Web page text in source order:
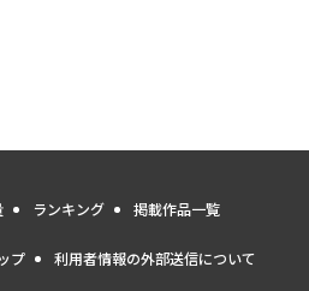
ランキング 掲載作品一覧
プ 利用者情報の外部送信について